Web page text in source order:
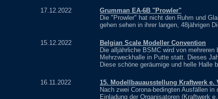
17.12.2022
Grumman EA-6B "Prowler"
Die "Prowler" hat nicht den Ruhm und
gehen sehen in ihrer langen, 48jährigen
15.12.2022
Belgian Scale Modeller Convention
Die alljährliche BSMC wird von
Mehrzweckhalle in Putte statt. Dieses
Diese schöne geräumige und helle Halle
16.11.2022
15. Modellbauausstellung Kraftwerk e.
Nach zwei Corona-bedingten Ausfällen
Einladung der Organisatoren (Kraftwerk